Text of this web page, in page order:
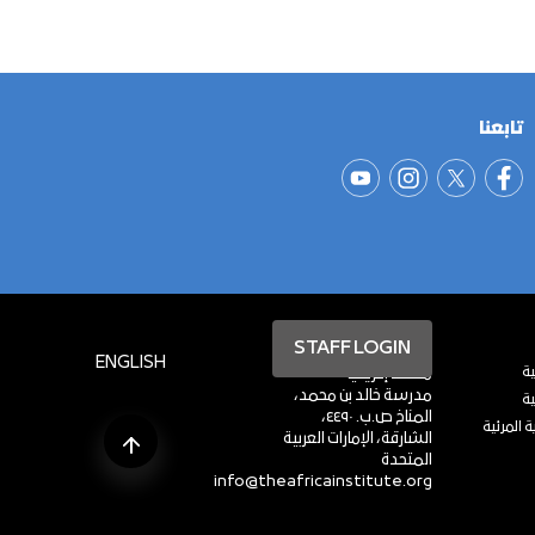
تابعنا
المرئية
معهد إفريقيا
مدرسة خالد بن محمد،
المناخ ص.ب. ٤٤٩٠،
الشارقة، الإمارات العربية
المتحدة
info@theafricainstitute.org
STAFF LOGIN
ENGLISH